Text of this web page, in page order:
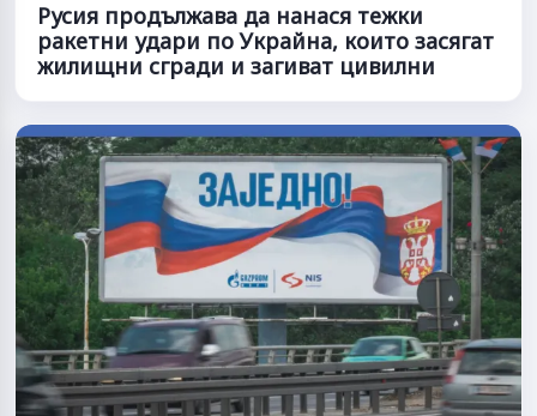
Русия продължава да нанася тежки
ракетни удари по Украйна, които засягат
жилищни сгради и загиват цивилни